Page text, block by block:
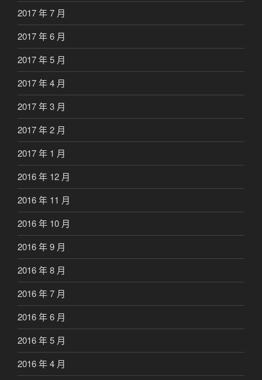
2017 年 7 月
2017 年 6 月
2017 年 5 月
2017 年 4 月
2017 年 3 月
2017 年 2 月
2017 年 1 月
2016 年 12 月
2016 年 11 月
2016 年 10 月
2016 年 9 月
2016 年 8 月
2016 年 7 月
2016 年 6 月
2016 年 5 月
2016 年 4 月